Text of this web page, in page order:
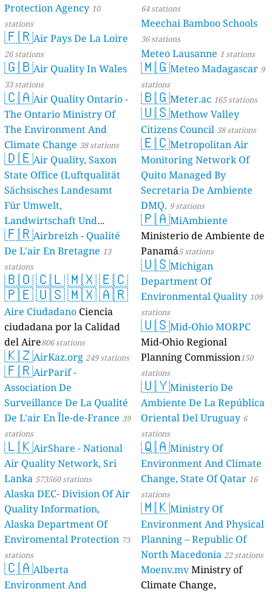
Protection Agency 10
stations
🇫🇷Air Pays De La Loire
26 stations
🇬🇧Air Quality In Wales
33 stations
🇨🇦Air Quality Ontario -
The Ontario Ministry Of
The Environment And
Climate Change 38 stations
🇩🇪Air Quality, Saxon
State Office (Luftqualität
Sächsisches Landesamt
Für Umwelt,
Landwirtschaft Und
Geologie) 50 stations
🇫🇷Airbreizh - Qualité
De L'air En Bretagne 13
stations
🇧🇴🇨🇱🇲🇽🇪🇨
🇵🇪🇺🇸🇲🇽🇦🇷
Aire Ciudadano Ciencia
ciudadana por la Calidad
del Aire806 stations
🇰🇿AirKaz.org 249 stations
🇫🇷AirParif -
Association De
Surveillance De La Qualité
De L'air En Île-de-France 39
stations
🇱🇰AirShare - National
Air Quality Network, Sri
Lanka 573560 stations
Alaska DEC- Division Of Air
Quality Information,
Alaska Department Of
Enviromental Protection 73
stations
🇨🇦Alberta
Environment And
64 stations
Meechai Bamboo Schools
36 stations
Meteo Lausanne 1 stations
🇲🇬Meteo Madagascar 9
stations
🇧🇬Meter.ac 165 stations
🇺🇸Methow Valley
Citizens Council 38 stations
🇪🇨Metropolitan Air
Monitoring Network Of
Quito Managed By
Secretaria De Ambiente
DMQ. 9 stations
🇵🇦MiAmbiente
Ministerio de Ambiente de
Panamá5 stations
🇺🇸Michigan
Department Of
Environmental Quality 109
stations
🇺🇸Mid-Ohio MORPC
Mid-Ohio Regional
Planning Commission150
stations
🇺🇾Ministerio De
Ambiente De La República
Oriental Del Uruguay 6
stations
🇶🇦Ministry Of
Environment And Climate
Change, State Of Qatar 16
stations
🇲🇰Ministry Of
Environment And Physical
Planning – Republic Of
North Macedonia 22 stations
Moenv.mvMinistry of
Climate Change,